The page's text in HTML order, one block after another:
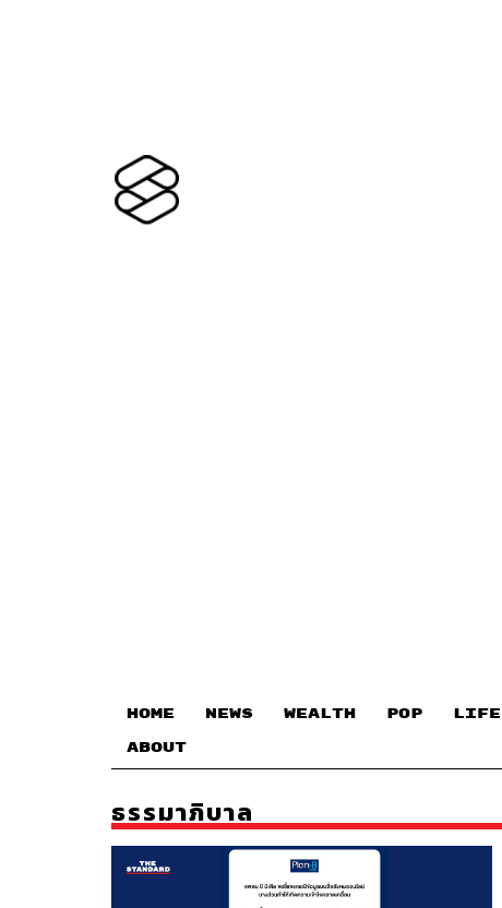
HOME NEWS WEALTH POP LIFE
ABOUT
ธรรมาภิบาล